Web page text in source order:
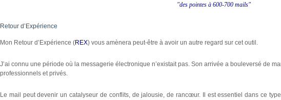
"des pointes à 600-700 mails"
Retour d’Expérience
Mon Retour d’Expérience (REX) vous amènera peut-être à avoir un autre regard sur cet outil.
J’ai connu une période où la messagerie électronique n’existait pas. Son arrivée a bouleversé de
professionnels et privés.
Le mail peut devenir un catalyseur de conflits, de jalousie, de rancœur. Il est essentiel dans ce